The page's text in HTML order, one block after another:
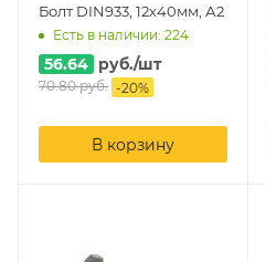
Болт DIN933, 12х40мм, А2
Есть в наличии: 224
56.64 руб./шт
70.80руб. -20%
В корзину